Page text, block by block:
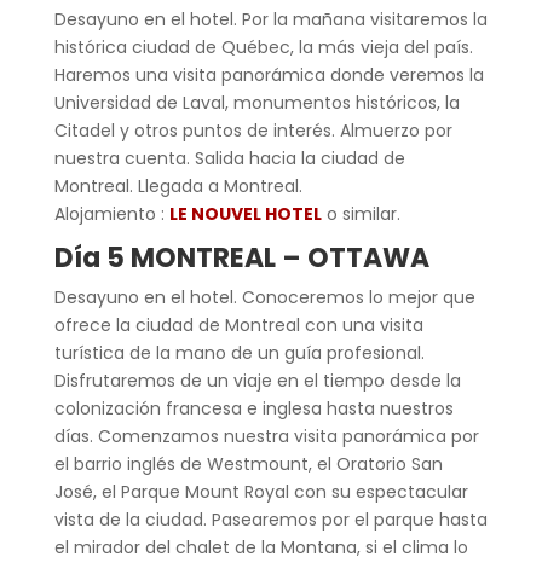
Desayuno en el hotel. Por la mañana visitaremos la
histórica ciudad de Québec, la más vieja del país.
Haremos una visita panorámica donde veremos la
Universidad de Laval, monumentos históricos, la
Citadel y otros puntos de interés. Almuerzo por
nuestra cuenta. Salida hacia la ciudad de
Montreal. Llegada a Montreal.
Alojamiento : LE NOUVEL HOTELo similar.
Día 5 MONTREAL – OTTAWA
Desayuno en el hotel. Conoceremos lo mejor que
ofrece la ciudad de Montreal con una visita
turística de la mano de un guía profesional.
Disfrutaremos de un viaje en el tiempo desde la
colonización francesa e inglesa hasta nuestros
días. Comenzamos nuestra visita panorámica por
el barrio inglés de Westmount, el Oratorio San
José, el Parque Mount Royal con su espectacular
vista de la ciudad. Pasearemos por el parque hasta
el mirador del chalet de la Montana, si el clima lo